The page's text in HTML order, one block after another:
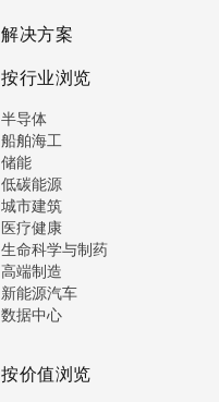
解决方案
按行业浏览
半导体
船舶海工
储能
低碳能源
城市建筑
医疗健康
生命科学与制药
高端制造
新能源汽车
数据中心
按价值浏览